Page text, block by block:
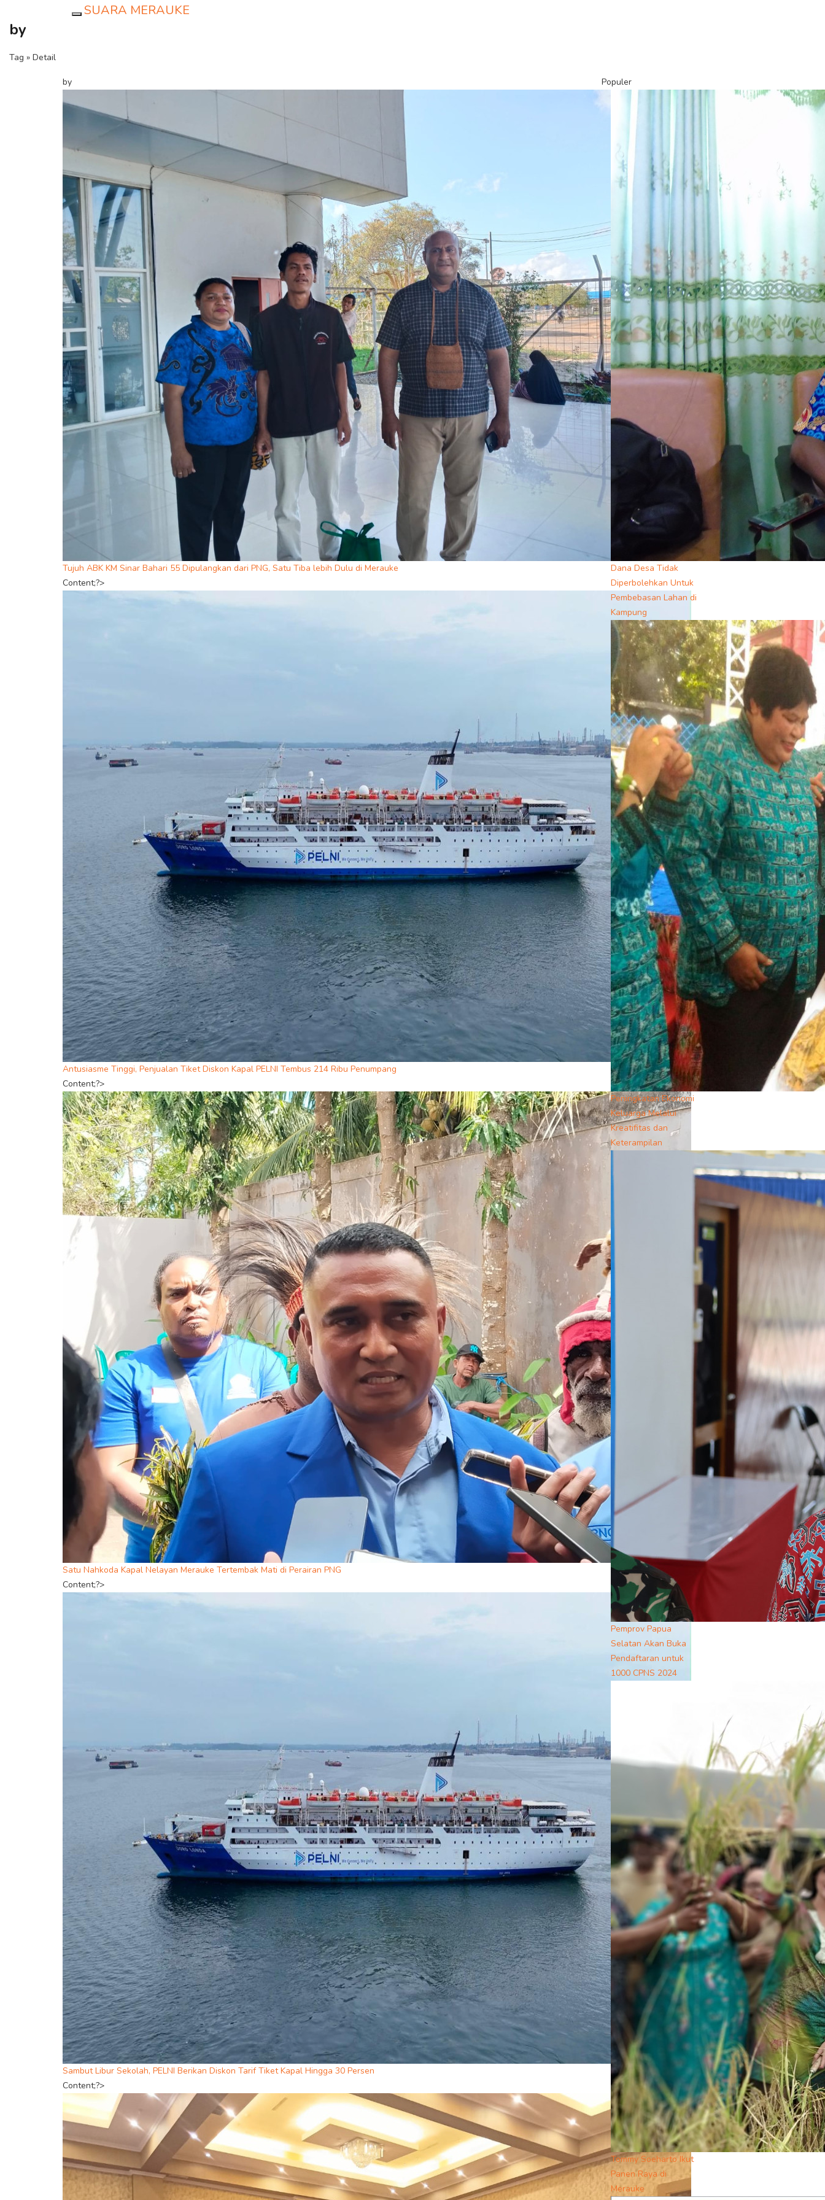
SUARA MERAUKE
by
Tag » Detail
by
Tujuh ABK KM Sinar Bahari 55 Dipulangkan dari PNG, Satu Tiba lebih Dulu di Merauke
Content;?>
Antusiasme Tinggi, Penjualan Tiket Diskon Kapal PELNI Tembus 214 Ribu Penumpang
Content;?>
Satu Nahkoda Kapal Nelayan Merauke Tertembak Mati di Perairan PNG
Content;?>
Sambut Libur Sekolah, PELNI Berikan Diskon Tarif Tiket Kapal Hingga 30 Persen
Content;?>
Populer
Dana Desa Tidak
Diperbolehkan Untuk
Pembebasan Lahan di
Kampung
Peningkatan Ekonomi
Keluarga Melalui
Kreatifitas dan
Keterampilan
Pemprov Papua
Selatan Akan Buka
Pendaftaran untuk
1000 CPNS 2024
Tommy Soeharto Ikut
Panen Raya di
Merauke